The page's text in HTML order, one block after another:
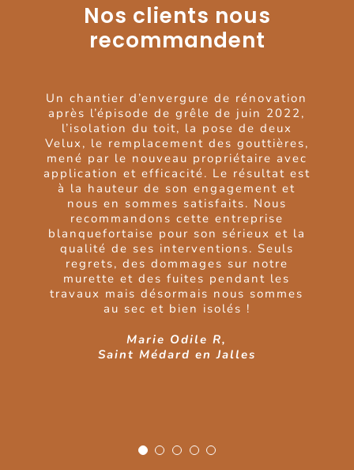
Nos clients nous
recommandent
Un chantier d’envergure de rénovation
après l’épisode de grêle de juin 2022,
l’isolation du toit, la pose de deux
Velux, le remplacement des gouttières,
mené par le nouveau propriétaire avec
application et efficacité. Le résultat est
à la hauteur de son engagement et
nous en sommes satisfaits. Nous
recommandons cette entreprise
blanquefortaise pour son sérieux et la
qualité de ses interventions. Seuls
regrets, des dommages sur notre
murette et des fuites pendant les
travaux mais désormais nous sommes
au sec et bien isolés !
Marie Odile R,
Saint Médard en Jalles
Depuis plusieurs années, nous faisons
confiance à toute l’équipe de
Renouvelle Toit pour l’entretien de nos
toitures.Suite à la grêle de 2022, ils
ont refait entièrement la toiture de
notre chai barriques.
L’entretien continue pour garantir une
efficacité de nos bâtiments techniques.
Une jolie photo de la toiture de notre
tour fraîchement réparée. Nous ne
pouvons que vous recommander cette
équipe disponible et à l’écoute de notre
besoin.
Intervention suite à une infiltration,
entourage du velux entièrement refait.
Devis ultra réactif, et travaux exécutés
proprement. RAS
Nicolas B,
Bordeaux Cauderan
Entreprise sérieuse, travail propre !
Contact très facile et tarif compétitif
par rapport à la concurrence
Je recommande cette entreprise de
couverture
Ariane W,
Blanquefort
Je recommande cette entreprise qui est
intervenue pour une réparation et le
nettoyage de ma toiture. Vous pouvez
leur faire confiance
Justine F,
Gradignan